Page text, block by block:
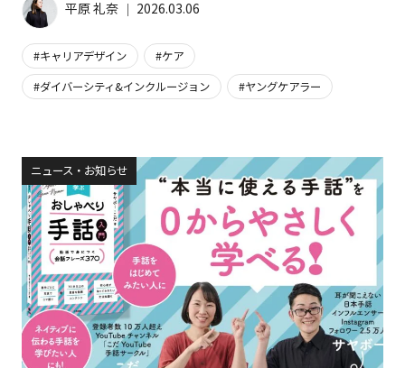
平原 礼奈 │ 2026.03.06
キャリアデザイン
ケア
ダイバーシティ&インクルージョン
ヤングケアラー
ニュース・お知らせ